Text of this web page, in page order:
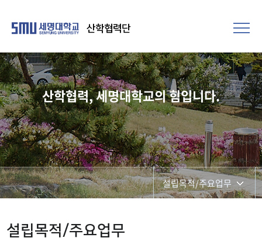
산학협력단
산학협력, 세명대학교의 힘입니다.
설립목적/주요업무
설립목적/주요업무